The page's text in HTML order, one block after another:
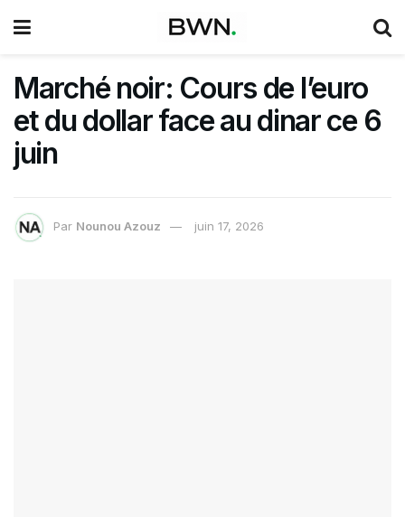
Marché noir: Cours de l’euro
et du dollar face au dinar ce 6
juin
Par Nounou Azouz juin 17, 2026